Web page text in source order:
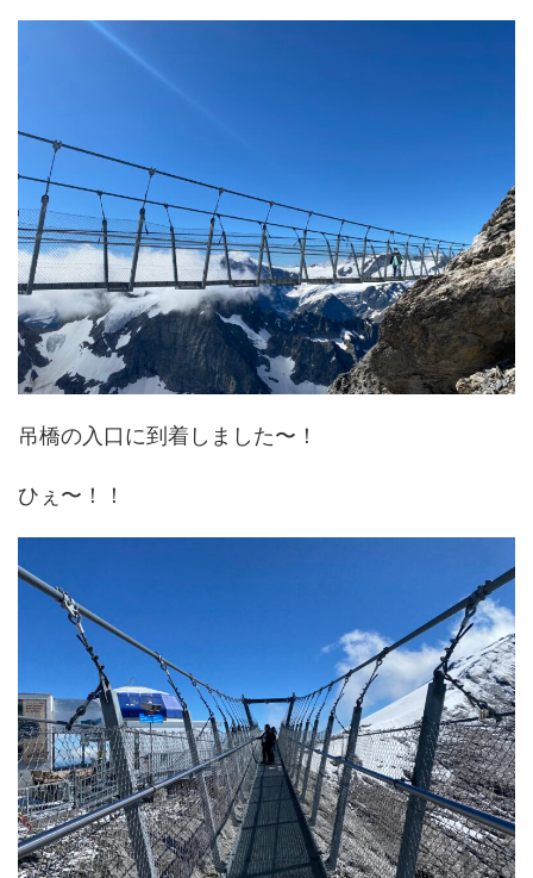
吊橋の入口に到着しました〜！
ひぇ〜！！